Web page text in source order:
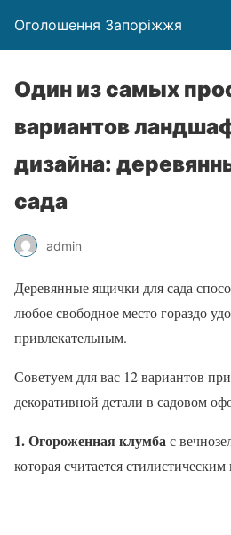
Оголошення Запоріжжя
Один из самых
вариантов
дизайна:
сада
admin
Деревянные ящички для сада
любое свободное место гораздо
привлекательным.
Советуем для вас 12 вариантов
декоративной детали в садовом
1. Огороженная клумбас
которая считается